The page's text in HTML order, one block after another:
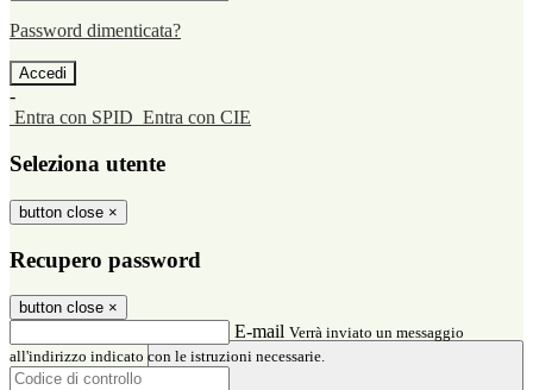
Password dimenticata?
-
Entra con SPID Entra con CIE
Seleziona utente
button close ×
Recupero password
button close ×
E-mail Verrà inviato un messaggio
all'indirizzo indicato con le istruzioni necessarie.